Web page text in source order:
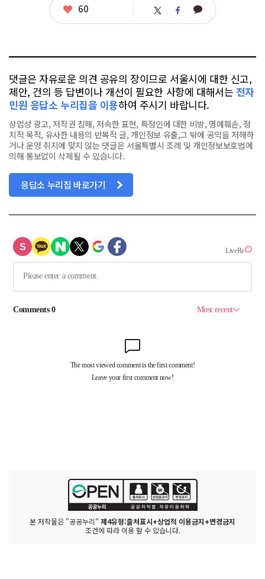
좋
60 트 페 카
댓글은 자유로운 의견 공유의 장이므로 서울시에 대한 신고,
제안, 건의 등 답변이나 개선이 필요한 사항에 대해서는 전자
민원 응답소 누리집을 이용하여 주시기 바랍니다.
상업성 광고, 저작권 침해, 저속한 표현, 특정인에 대한 비방, 명예훼손, 정
치적 목적, 유사한 내용의 반복적 글, 개인정보 유출,그 밖에 공익을 저해하
거나 운영 취지에 맞지 않는 댓글은 서울특별시 조례 및 개인정보보호법에
의해 통보없이 삭제될 수 있습니다.
응답소 누리집 바로가기
본 저작물은 "공공누리" 제4유형:출처표시+상업적 이용금지+변경금지
조건에 따라 이용 할 수 있습니다.